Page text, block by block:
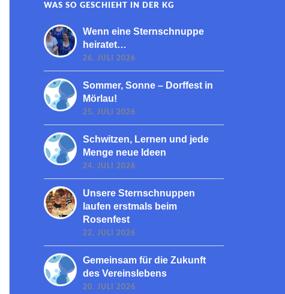
WAS SO GESCHIEHT IN DER KG
Wenn eine Sternschnuppe
heiratet…
26. JULI 2026
Sommer, Sonne – Dorffest in
Mörlau!
25. JULI 2026
Schwitzen, Lernen und jede
Menge neue Ideen
24. JULI 2026
Unsere Sternschnuppen
laufen erstmals beim
Rosenfest
22. JULI 2026
Gemeinsam für die Zukunft
des Vereinslebens
20. JULI 2026